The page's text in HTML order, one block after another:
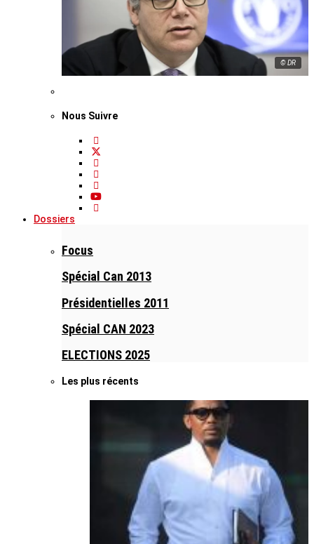
© DR
Nous Suivre
Dossiers
Focus
Spécial Can 2013
Présidentielles 2011
Spécial CAN 2023
ELECTIONS 2025
Les plus récents